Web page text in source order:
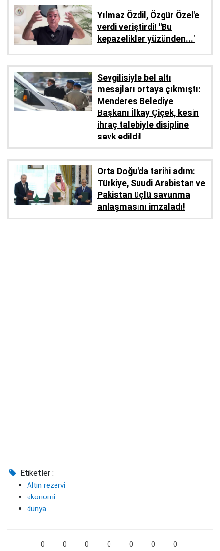
Yılmaz Özdil, Özgür Özel'e
verdi veriştirdi! ''Bu
kepazelikler yüzünden..."
Sevgilisiyle bel altı
mesajları ortaya çıkmıştı:
Menderes Belediye
Başkanı İlkay Çiçek, kesin
ihraç talebiyle disipline
sevk edildi!
Orta Doğu'da tarihi adım:
Türkiye, Suudi Arabistan ve
Pakistan üçlü savunma
anlaşmasını imzaladı!
Etiketler :
Altın rezervi
ekonomi
dünya
0 0 0 0 0 0 0